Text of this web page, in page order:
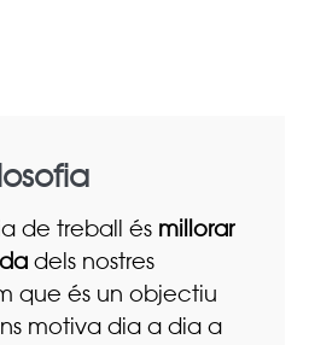
de treball és millorar
dels nostres
que és un objectiu
motiva dia a dia a